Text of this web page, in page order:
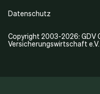
Copyright 2003-2026: GDV
Versicherungswirtschaft e.V.
Datenschutz